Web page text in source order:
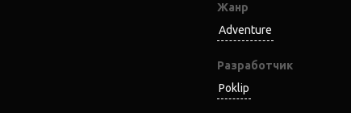
Жанр
Adventure
Разработчик
Poklip